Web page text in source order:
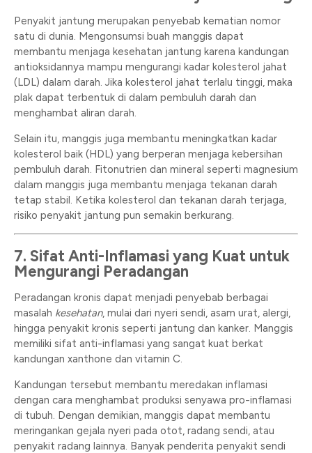
Penyakit jantung merupakan penyebab kematian nomor
satu di dunia. Mengonsumsi buah manggis dapat
membantu menjaga kesehatan jantung karena kandungan
antioksidannya mampu mengurangi kadar kolesterol jahat
(LDL) dalam darah. Jika kolesterol jahat terlalu tinggi, maka
plak dapat terbentuk di dalam pembuluh darah dan
menghambat aliran darah.
Selain itu, manggis juga membantu meningkatkan kadar
kolesterol baik (HDL) yang berperan menjaga kebersihan
pembuluh darah. Fitonutrien dan mineral seperti magnesium
dalam manggis juga membantu menjaga tekanan darah
tetap stabil. Ketika kolesterol dan tekanan darah terjaga,
risiko penyakit jantung pun semakin berkurang.
7. Sifat Anti-Inflamasi yang Kuat untuk
Mengurangi Peradangan
Peradangan kronis dapat menjadi penyebab berbagai
masalah kesehatan, mulai dari nyeri sendi, asam urat, alergi,
hingga penyakit kronis seperti jantung dan kanker. Manggis
memiliki sifat anti-inflamasi yang sangat kuat berkat
kandungan xanthone dan vitamin C.
Kandungan tersebut membantu meredakan inflamasi
dengan cara menghambat produksi senyawa pro-inflamasi
di tubuh. Dengan demikian, manggis dapat membantu
meringankan gejala nyeri pada otot, radang sendi, atau
penyakit radang lainnya. Banyak penderita penyakit sendi